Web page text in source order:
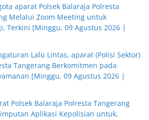
aparat Polsek Balaraja Polresta
Melalui Zoom Meeting untuk
Terkini [Minggu, 09 Agustus 2026 |
Lalu Lintas, aparat (Polisi Sektor)
Tangerang Berkomitmen pada
[Minggu, 09 Agustus 2026 |
Polsek Balaraja Polresta Tangerang
Aplikasi Kepolisian untuk,